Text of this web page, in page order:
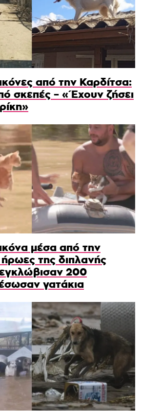
από την Καρδίτσα:
σκεπές – «Έχουν ζήσει
μέσα από την
ήρωες της διπλανής
200
γατάκια